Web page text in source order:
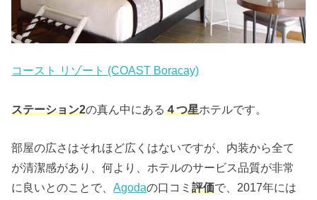
コースト リゾート (COAST Boracay)
ステーション2の真ん中にある４つ星ホテルです。
部屋の広さはそれほど広くはないですが、内装から全て
が清潔感があり、何より、ホテルのサービス品質が非常
に良いとのことで、Agodaの口コミ評価で、2017年には